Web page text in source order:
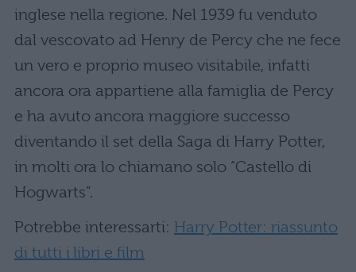
inglese nella regione. Nel 1939 fu venduto
dal vescovato ad Henry de Percy che ne fece
un vero e proprio museo visitabile, infatti
ancora ora appartiene alla famiglia de Percy
e ha avuto ancora maggiore successo
diventando il set della Saga di Harry Potter,
in molti ora lo chiamano solo “Castello di
Hogwarts”.
Potrebbe interessarti: Harry Potter: riassunto
di tutti i libri e film